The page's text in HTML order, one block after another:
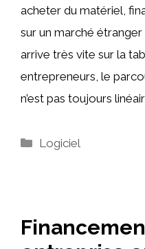
acheter du matériel,
sur un marché étranger
arrive très vite sur la
entrepreneurs, le
n’est pas toujours
Catégories
Logiciel